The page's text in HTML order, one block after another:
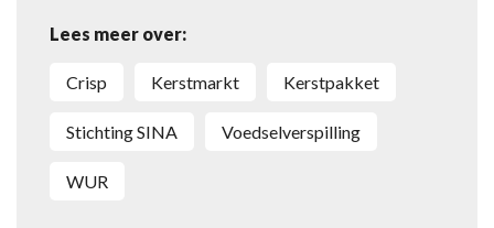
Lees meer over:
Crisp kerstmarkt kerstpakket
stichting SINA voedselverspilling
WUR